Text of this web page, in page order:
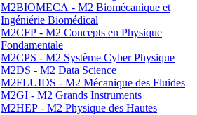
M2BIOMECA - M2 Biomécanique et
Ingéniérie Biomédical
M2CFP - M2 Concepts en Physique
Fondamentale
M2CPS - M2 Système Cyber Physique
M2DS - M2 Data Science
M2FLUIDS - M2 Mécanique des Fluides
M2GI - M2 Grands Instruments
M2HEP - M2 Physique des Hautes